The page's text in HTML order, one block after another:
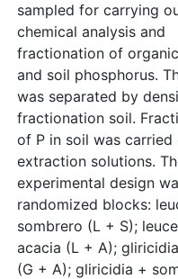
sampled for carrying
chemical analysis and
fractionation of
and soil phosphorus.
was separated by
fractionation soil.
of P in soil was
extraction solutions.
experimental design
randomized blocks:
sombrero (L + S);
acacia (L + A);
(G + A); gliricidia +